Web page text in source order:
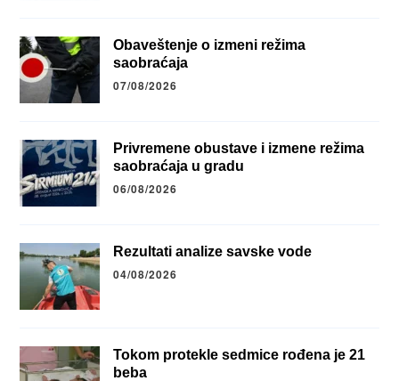
Obaveštenje o izmeni režima
saobraćaja
07/08/2026
Privremene obustave i izmene režima
saobraćaja u gradu
06/08/2026
Rezultati analize savske vode
04/08/2026
Tokom protekle sedmice rođena je 21
beba